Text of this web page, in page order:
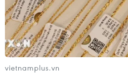
vietnamplus.vn